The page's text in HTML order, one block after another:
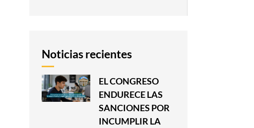
EL CONGRESO
ENDURECE LAS
SANCIONES POR
INCUMPLIR LA
Noticias recientes